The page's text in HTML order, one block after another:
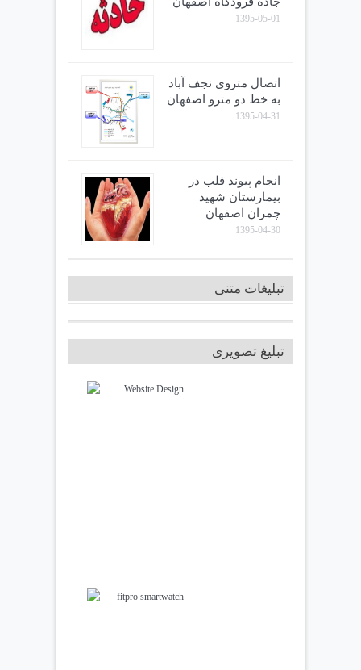
1395-05-01
اتصال متروی نجف آباد
به خط دو مترو اصفهان
1395-04-31
انجام پیوند قلب در
بیمارستان شهید
چمران اصفهان
1395-04-30
تبلیغات متنی
تبلیغ تصویری